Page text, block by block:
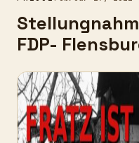
FDP-